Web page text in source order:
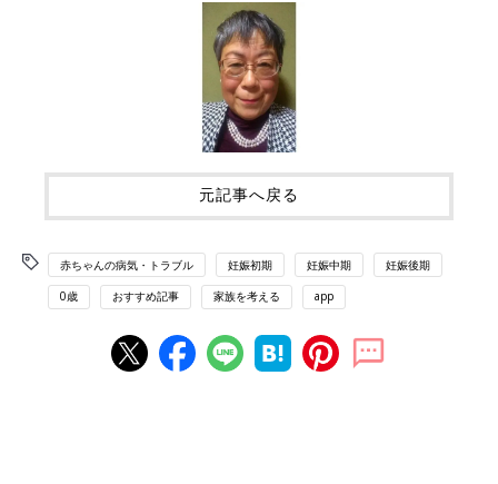
元記事へ戻る
赤ちゃんの病気・トラブル 妊娠初期 妊娠中期 妊娠後期
0歳 おすすめ記事 家族を考える app